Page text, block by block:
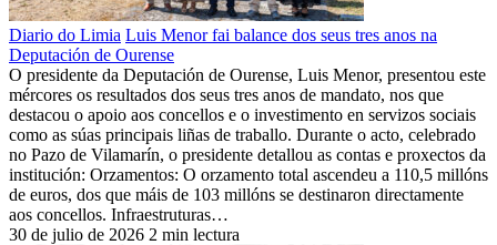
Diario do Limia Luis Menor fai balance dos seus tres anos na
Deputación de Ourense
O presidente da Deputación de Ourense, Luis Menor, presentou este
mércores os resultados dos seus tres anos de mandato, nos que
destacou o apoio aos concellos e o investimento en servizos sociais
como as súas principais liñas de traballo. Durante o acto, celebrado
no Pazo de Vilamarín, o presidente detallou as contas e proxectos da
institución: Orzamentos: O orzamento total ascendeu a 110,5 millóns
de euros, dos que máis de 103 millóns se destinaron directamente
aos concellos. Infraestruturas…
30 de julio de 2026 2 min lectura